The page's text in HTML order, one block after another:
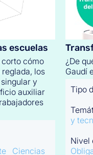
escuelas
cómo
los
y
auxiliar
Ciencias
¿De
Gaudí
Tipo
y
Nivel